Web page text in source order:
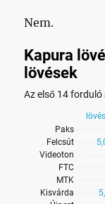
Nem.